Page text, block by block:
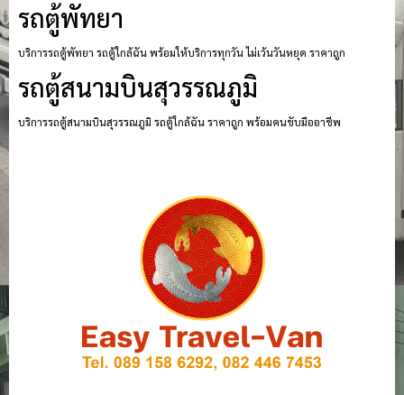
รถตู้พัทยา
บริการรถตู้พัทยา รถตู้ใกล้ฉัน พร้อมให้บริการทุกวัน ไม่เว้นวันหยุด ราคาถูก
รถตู้สนามบินสุวรรณภูมิ
บริการรถตู้สนามบินสุวรรณภูมิ รถตู้ใกล้ฉัน ราคาถูก พร้อมคนขับมืออาชีพ